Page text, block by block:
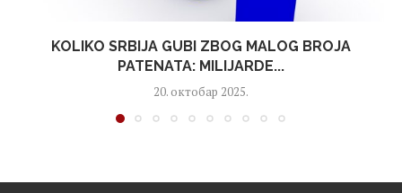
KOLIKO SRBIJA GUBI ZBOG MALOG BROJA
PATENATA: MILIJARDE...
20. октобар 2025.